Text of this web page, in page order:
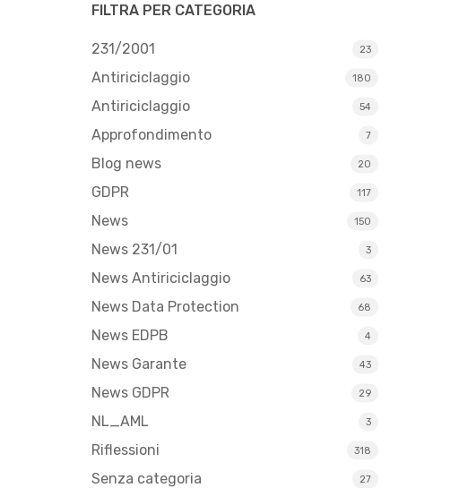
FILTRA PER CATEGORIA
231/2001 23
Antiriciclaggio 180
Antiriciclaggio 54
Approfondimento 7
Blog news 20
GDPR 117
News 150
News 231/01 3
News Antiriciclaggio 63
News Data Protection 68
News EDPB 4
News Garante 43
News GDPR 29
NL_AML 3
Riflessioni 318
Senza categoria 27